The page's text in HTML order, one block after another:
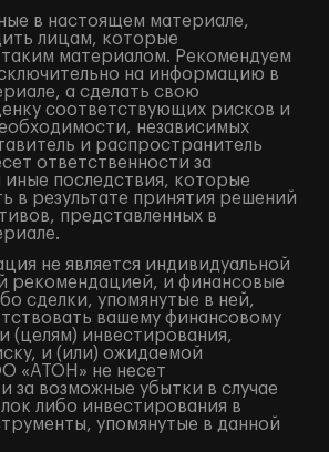
в настоящем материале,
лицам, которые
материалом. Рекомендуем
на информацию в
а сделать свою
соответствующих рисков и
независимых
и распространитель
ответственности за
последствия, которые
в результате принятия решений
представленных в
не является индивидуальной
рекомендацией, и финансовые
сделки, упомянутые в ней,
вашему финансовому
(целям) инвестирования,
и (или) ожидаемой
«АТОН» не несет
за возможные убытки в случае
либо инвестирования в
упомянутые в данной